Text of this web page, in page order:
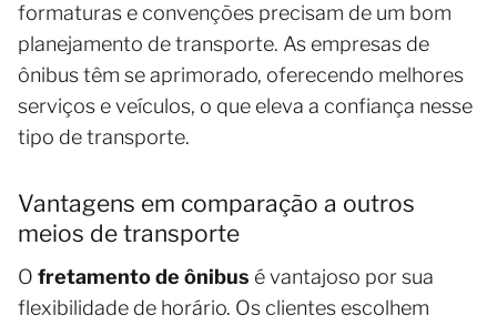
formaturas e convenções precisam de um bom
planejamento de transporte. As empresas de
ônibus têm se aprimorado, oferecendo melhores
serviços e veículos, o que eleva a confiança nesse
tipo de transporte.
Vantagens em comparação a outros
meios de transporte
O fretamento de ônibus é vantajoso por sua
flexibilidade de horário. Os clientes escolhem